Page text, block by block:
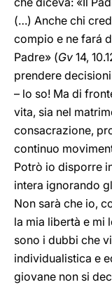
(…) Anche chi
compio e ne fará
Padre» (Gv 14,
prendere
– lo so! Ma di
vita, sia nel
consacrazione,
continuo
Potrò io disporre
intera ignorando
Non sarà che io,
la mia libertà e mi
sono i dubbi che
individualistica e
giovane non si